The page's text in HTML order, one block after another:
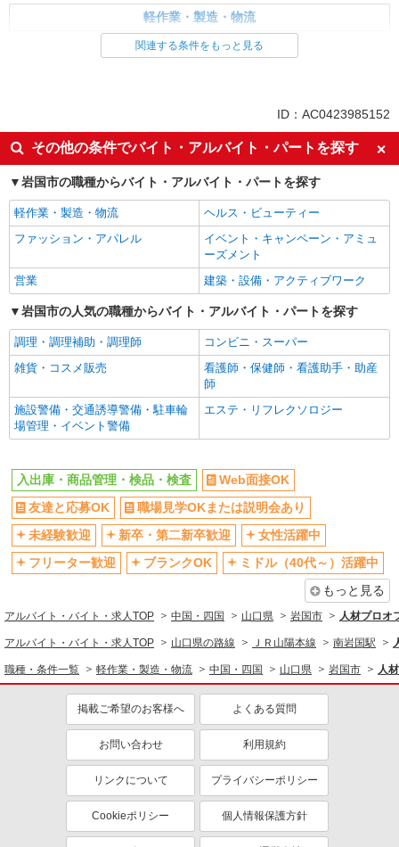
軽作業・製造・物流
入出庫・商品管理・検品・検査
車通勤OK
交通費支給
社会保険あり
社員登用あり
ボーナス・賞与あり
関連する条件をもっと見る
ID：AC0423985152
その他の条件でバイト・アルバイト・パートを探す
岩国市の職種からバイト・アルバイト・パートを探す
軽作業・製造・物流
ヘルス・ビューティー
ファッション・アパレル
イベント・キャンペーン・アミュ
ーズメント
営業
建築・設備・アクティブワーク
岩国市の人気の職種からバイト・アルバイト・パートを探す
調理・調理補助・調理師
コンビニ・スーパー
雑貨・コスメ販売
看護師・保健師・看護助手・助産
師
施設警備・交通誘導警備・駐車輪
場管理・イベント警備
エステ・リフレクソロジー
入出庫・商品管理・検品・検査
Web面接OK
友達と応募OK
職場見学OKまたは説明会あり
未経験歓迎
新卒・第二新卒歓迎
女性活躍中
フリーター歓迎
ブランクOK
ミドル（40代～）活躍中
もっと見る
アルバイト・バイト・求人TOP 中国・四国 山口県 岩国市 人材プロオ
アルバイト・バイト・求人TOP 山口県の路線 ＪＲ山陽本線 南岩国駅
職種・条件一覧 軽作業・製造・物流 中国・四国 山口県 岩国市 人
掲載ご希望のお客様へ よくある質問
お問い合わせ 利用規約
リンクについて プライバシーポリシー
Cookieポリシー 個人情報保護方針